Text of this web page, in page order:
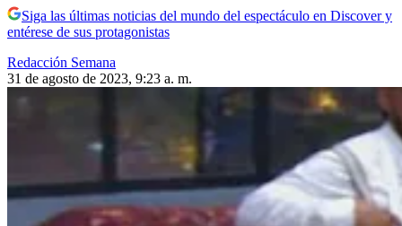
Siga las últimas noticias del mundo del espectáculo en Discover y
entérese de sus protagonistas
Redacción Semana
31 de agosto de 2023, 9:23 a. m.